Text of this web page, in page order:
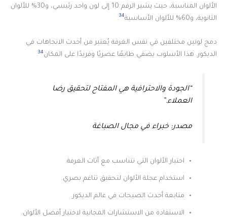
الألوان المناسبة، حيث يشير الرقم 10 إلى لون واحد رئيسي، و30% للألوان
الثانوية، و60% للألوان الأساسية
34
.
دمج لونين مختلفين في نفس الغرفة يُعتبر من أحدث الاتجاهات في
الديكور. هذا الأسلوب يضفي طابعًا عصريًا وفريدًا على المكان34
.
“الجودة والاحترافية هي المفتاح لتحقيق رضا
العملاء.”
مصدر: خبراء في مجال الصباغة
اختيار الألوان التي تتناسب مع أثاث الغرفة.
استخدام عجلة الألوان لتحقيق تناغم بصري.
متابعة أحدث الصيحات في عالم الديكور.
الاستفادة من الاستشارات المجانية لاختيار أفضل الألوان.